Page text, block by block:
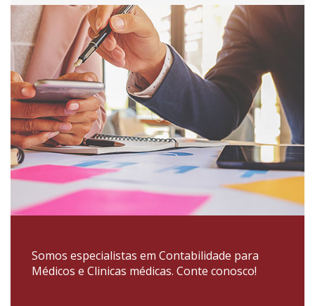
Somos especialistas em Contabilidade para
Médicos e Clinicas médicas. Conte conosco!